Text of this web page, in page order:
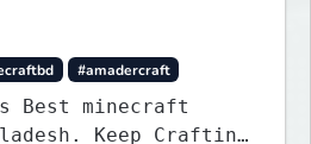
#amadercraft
Best minecraft
Keep Crafting